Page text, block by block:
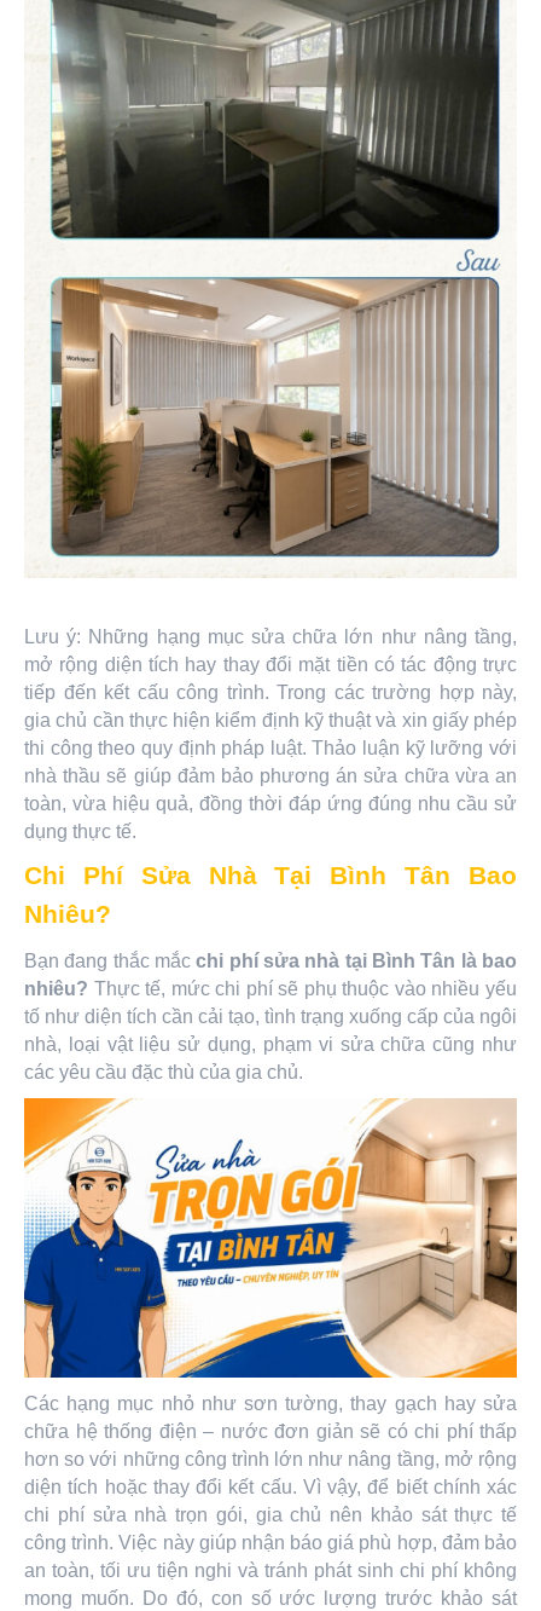
Lưu ý: Những hạng mục sửa chữa lớn như nâng tầng,
mở rộng diện tích hay thay đổi mặt tiền có tác động trực
tiếp đến kết cấu công trình. Trong các trường hợp này,
gia chủ cần thực hiện kiểm định kỹ thuật và xin giấy phép
thi công theo quy định pháp luật. Thảo luận kỹ lưỡng với
nhà thầu sẽ giúp đảm bảo phương án sửa chữa vừa an
toàn, vừa hiệu quả, đồng thời đáp ứng đúng nhu cầu sử
dụng thực tế.
Chi Phí Sửa Nhà Tại Bình Tân Bao
Nhiêu?
Bạn đang thắc mắcchi phí sửa nhà tại Bình Tân là bao
nhiêu? Thực tế, mức chi phí sẽ phụ thuộc vào nhiều yếu
tố như diện tích cần cải tạo, tình trạng xuống cấp của ngôi
nhà, loại vật liệu sử dụng, phạm vi sửa chữa cũng như
các yêu cầu đặc thù của gia chủ.
Các hạng mục nhỏ như sơn tường, thay gạch hay sửa
chữa hệ thống điện – nước đơn giản sẽ có chi phí thấp
hơn so với những công trình lớn như nâng tầng, mở rộng
diện tích hoặc thay đổi kết cấu. Vì vậy, để biết chính xác
chi phí sửa nhà trọn gói, gia chủ nên khảo sát thực tế
công trình. Việc này giúp nhận báo giá phù hợp, đảm bảo
an toàn, tối ưu tiện nghi và tránh phát sinh chi phí không
mong muốn. Do đó, con số ước lượng trước khảo sát